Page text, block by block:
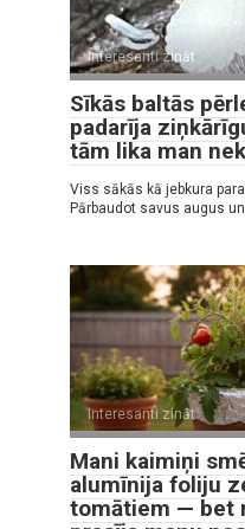
Interesanti zināt
Sīkās baltās
padarīja
tām lika man
Viss sākās kā jebkura
Pārbaudot savus augus
Interesanti zināt
Mani kaimiņi
alumīnija foliju
tomātiem — bet